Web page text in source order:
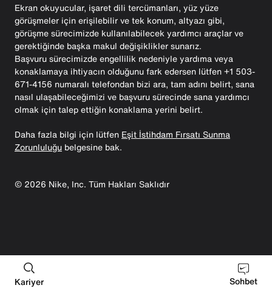
Ekran okuyucular, işaret dili tercümanları, yüz yüze
görüşmeler için erişilebilir ve tek konum, altyazı gibi,
görüşme sürecimizde kullanılabilecek yardımcı araçlar ve
gerektiğinde başka makul değişiklikler sunarız.
Başvuru sürecimizde engellilik nedeniyle yardıma veya
konaklamaya ihtiyacın olduğunu fark edersen lütfen +1 503-
671-4156 numaralı telefondan bizi ara, tam adını belirt, sana
nasıl ulaşabileceğimizi ve başvuru sürecinde sana yardımcı
olmak için talep ettiğin konaklama yerini belirt.
Daha fazla bilgi için lütfen Eşit İstihdam Fırsatı Sunma
Zorunluluğu belgesine bak.
© 2026 Nike, Inc. Tüm Hakları Saklıdır
Kariyer Sohbet